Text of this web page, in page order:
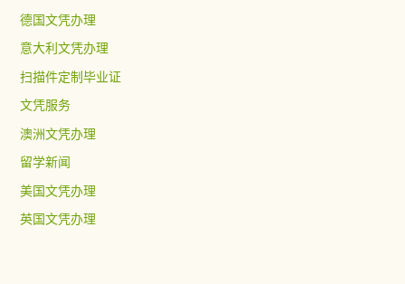
德国文凭办理
意大利文凭办理
扫描件定制毕业证
文凭服务
澳洲文凭办理
留学新闻
美国文凭办理
英国文凭办理